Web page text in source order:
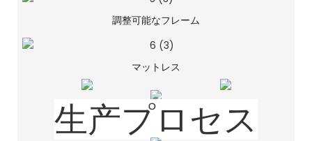
調整可能なフレーム
マットレス
生产プロセス